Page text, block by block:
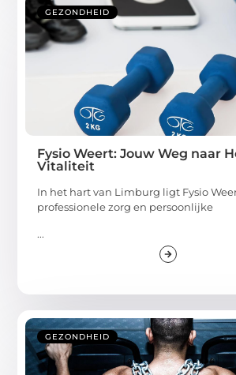
GEZONDHEID
Fysio Weert: Jouw Weg naar
Vitaliteit
In het hart van Limburg ligt Fysio
professionele zorg en persoonlijke
...
GEZONDHEID